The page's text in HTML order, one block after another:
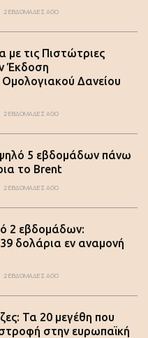
2 ΕΒΔΟΜΆΔΕΣ AGO
τις Πιστώτριες
Έκδοση
Ομολογιακού Δανείου
2 ΕΒΔΟΜΆΔΕΣ AGO
5 εβδομάδων πάνω
το Brent
2 ΕΒΔΟΜΆΔΕΣ AGO
2 εβδομάδων:
δολάρια εν αναμονή
2 ΕΒΔΟΜΆΔΕΣ AGO
Τα 20 μεγέθη που
στην ευρωπαϊκή